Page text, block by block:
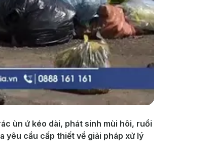
ùn ứ kéo dài, phát sinh mùi hôi, ruồi
yêu cầu cấp thiết về giải pháp xử lý